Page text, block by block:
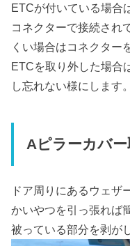
ETCが付いている場合
コネクターで接続され
くい場合はコネクター
ETCを取り外した場合
し忘れない様にします。
Aピラーカバー
ドア周りにあるウェザ
かいやつを引っ張れば
被っている部分を剥が